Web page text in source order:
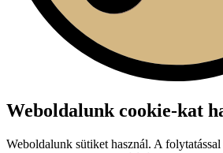
Weboldalunk cookie-kat
Weboldalunk sütiket használ. A